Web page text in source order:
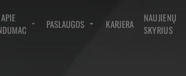
APIE
PASLAUGOS KARJERA
NAUJIENŲ
SKYRIUS